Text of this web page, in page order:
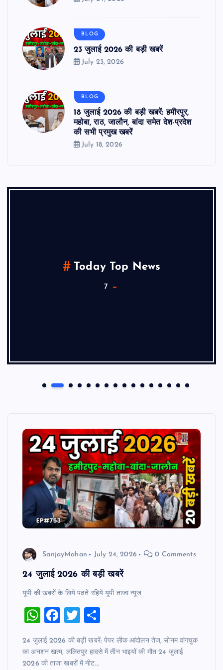
BLOG
23 जुलाई 2026 की बड़ी खबरें
July 23, 2026
BLOG
18 जुलाई 2026 की बड़ी खबरें: हमीरपुर,
महोबा, राठ, जालौन, बांदा समेत देश-प्रदेश
की सभी प्रमुख खबरें
July 18, 2026
Today Top News
7
SanjayMahan July 24, 2026 0 Comments
24 जुलाई 2026 की बड़ी खबरें
यूपी की खबरों के लिये पढते रहिये यूपी ताजा न्‍यूज
W
at
s
F
c
e
T
tt
er
ar
24 जुलाई 2026 की बड़ी खबरें: पेपर लीक आंदोलन तेज, सोनम वांगचुक
का अनशन खत्म, ललितपुर हादसे में तीन भाइयों की मौत 24 जुलाई
2026 की ताजा खबरों में नीट…